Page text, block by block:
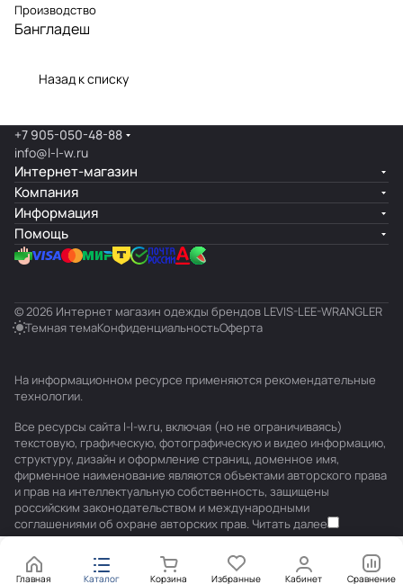
Производство
Бангладеш
Назад к списку
Главная Каталог Корзина Избранные Кабинет Сравнение
+7 905-050-48-88
info@l-l-w.ru
Интернет-магазин
Компания
Информация
Помощь
© 2026 Интернет магазин одежды брендов LEVIS-LEE-WRANGLER
Темная темаКонфиденциальностьОферта
На информационном ресурсе применяются рекомендательные
технологии.
Все ресурсы сайта l-l-w.ru, включая (но не ограничиваясь)
текстовую, графическую, фотографическую и видео информацию,
структуру, дизайн и оформление страниц, доменное имя,
фирменное наименование являются объектами авторского права
и прав на интеллектуальную собственность, защищены
российским законодательством и международными
соглашениями об охране авторских прав. Читать далее